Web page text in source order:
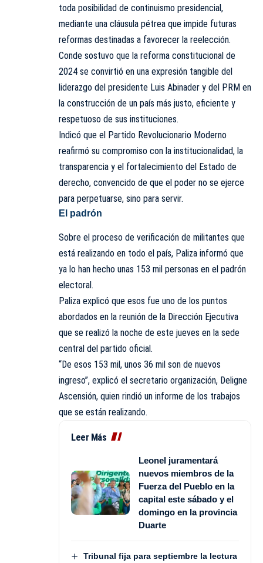
toda posibilidad de continuismo presidencial,
mediante una cláusula pétrea que impide futuras
reformas destinadas a favorecer la reelección.
Conde sostuvo que la reforma constitucional de
2024 se convirtió en una expresión tangible del
liderazgo del presidente Luis Abinader y del PRM en
la construcción de un país más justo, eficiente y
respetuoso de sus instituciones.
Indicó que el Partido Revolucionario Moderno
reafirmó su compromiso con la institucionalidad, la
transparencia y el fortalecimiento del Estado de
derecho, convencido de que el poder no se ejerce
para perpetuarse, sino para servir.
El padrón
Sobre el proceso de verificación de militantes que
está realizando en todo el país, Paliza informó que
ya lo han hecho unas 153 mil personas en el padrón
electoral.
Paliza explicó que esos fue uno de los puntos
abordados en la reunión de la Dirección Ejecutiva
que se realizó la noche de este jueves en la sede
central del partido oficial.
“De esos 153 mil, unos 36 mil son de nuevos
ingreso”, explicó el secretario organización, Deligne
Ascensión, quien rindió un informe de los trabajos
que se están realizando.
Leer Más
Leonel juramentará
nuevos miembros de la
Fuerza del Pueblo en la
capital este sábado y el
domingo en la provincia
Duarte
Tribunal fija para septiembre la lectura